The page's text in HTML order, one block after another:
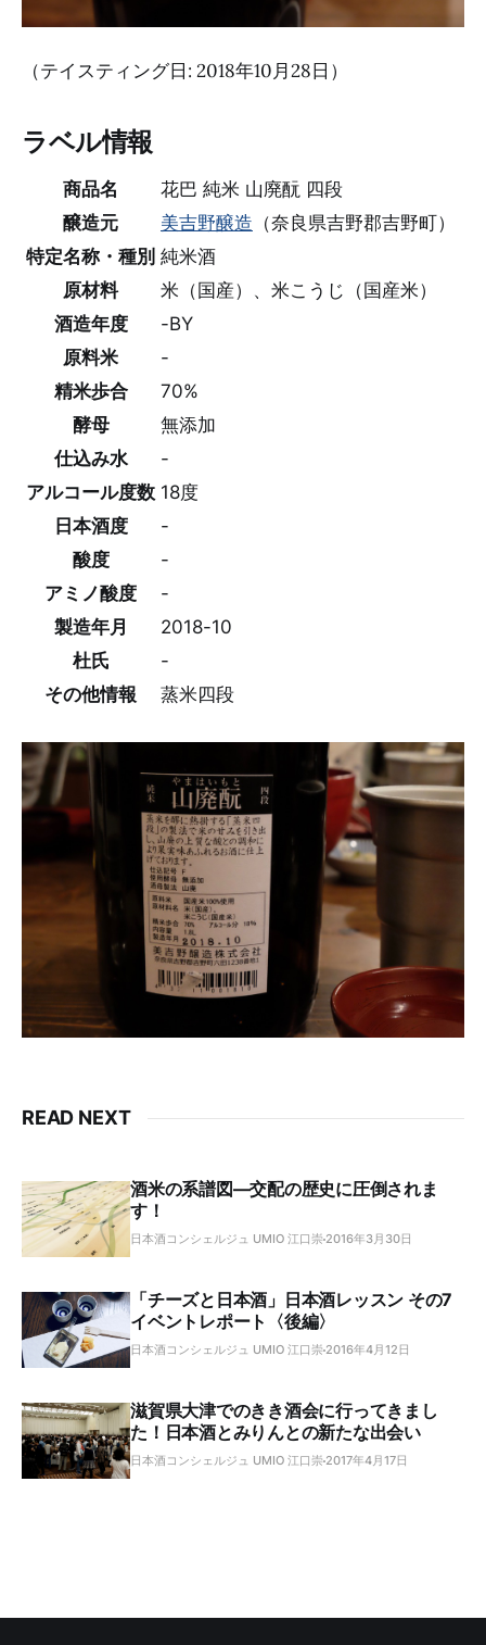
（テイスティング日: 2018年10月28日）
ラベル情報
商品名
花巴 純米 山廃酛 四段
醸造元
美吉野醸造 （奈良県吉野郡吉野町）
特定名称・種別 純米酒
原材料
米（国産）、米こうじ（国産米）
酒造年度
-BY
原料米
-
精米歩合
70%
酵母
無添加
仕込み水
-
アルコール度数 18度
日本酒度
-
酸度
-
アミノ酸度
-
製造年月
2018-10
杜氏
-
その他情報
蒸米四段
READ NEXT
酒米の系譜図―交配の歴史に圧倒されま
す！
日本酒コンシェルジュ UMIO 江口崇 2016年3月30日
「チーズと日本酒」日本酒レッスン その7
イベントレポート〈後編〉
日本酒コンシェルジュ UMIO 江口崇 2016年4月12日
滋賀県大津でのきき酒会に行ってきまし
た！日本酒とみりんとの新たな出会い
日本酒コンシェルジュ UMIO 江口崇 2017年4月17日